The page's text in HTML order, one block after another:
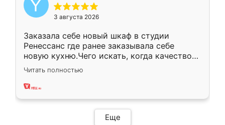
3 августа 2026
Заказала себе новый шкаф в студии
Ренессанс где ранее заказывала себе
новую кухню.Чего искать, когда качеством
вполне довольна. Служит кухня уже почти
два года, нареканий нет.
Читать полностью
Еще